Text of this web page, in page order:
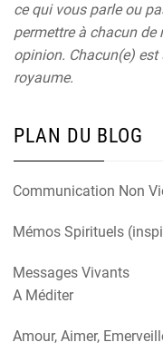
ce qui vous parle ou
permettre à chacun de
opinion. Chacun(e)
royaume.
PLAN DU BLOG
Communication Non
Mémos Spirituels
Messages Vivants
A Méditer
Amour, Aimer,